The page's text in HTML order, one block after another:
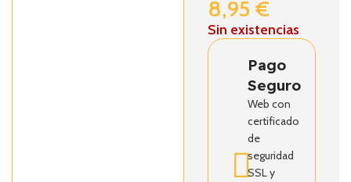
8,95€
Sin existencias
Pago
Seguro
Web con
certificado
de
seguridad
SSL y